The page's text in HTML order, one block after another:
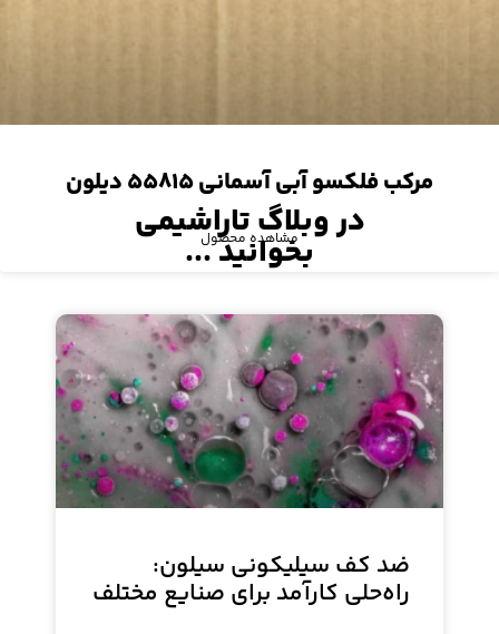
مرکب فلکسو آبی آسمانی ۵۵۸۱۵ دیلون
مشاهده محصول
در وبلاگ تاراشیمی
بخوانید ...
ضد کف سیلیکونی سیلون:
راه‌حلی کارآمد برای صنایع مختلف